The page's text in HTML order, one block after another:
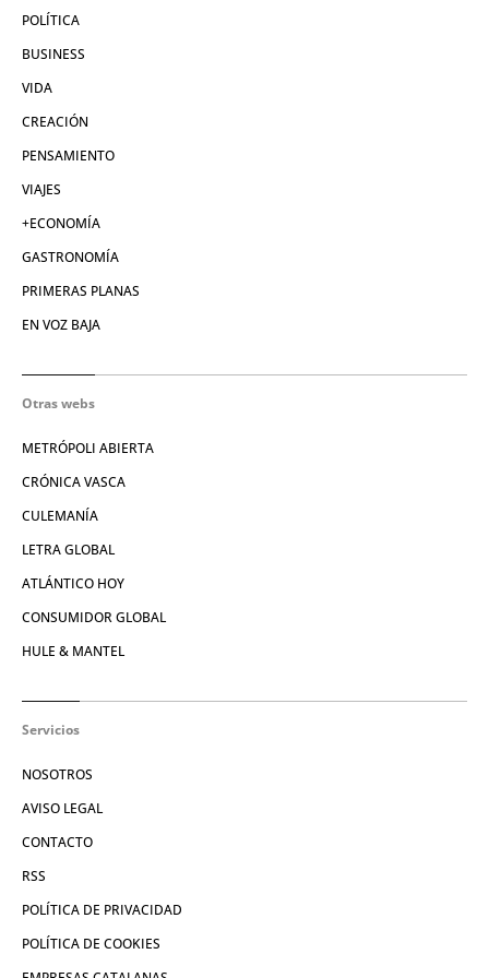
POLÍTICA
BUSINESS
VIDA
CREACIÓN
PENSAMIENTO
VIAJES
+ECONOMÍA
GASTRONOMÍA
PRIMERAS PLANAS
EN VOZ BAJA
Otras webs
METRÓPOLI ABIERTA
CRÓNICA VASCA
CULEMANÍA
LETRA GLOBAL
ATLÁNTICO HOY
CONSUMIDOR GLOBAL
HULE & MANTEL
Servicios
NOSOTROS
AVISO LEGAL
CONTACTO
RSS
POLÍTICA DE PRIVACIDAD
POLÍTICA DE COOKIES